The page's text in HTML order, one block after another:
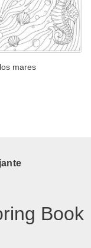
mares
Book